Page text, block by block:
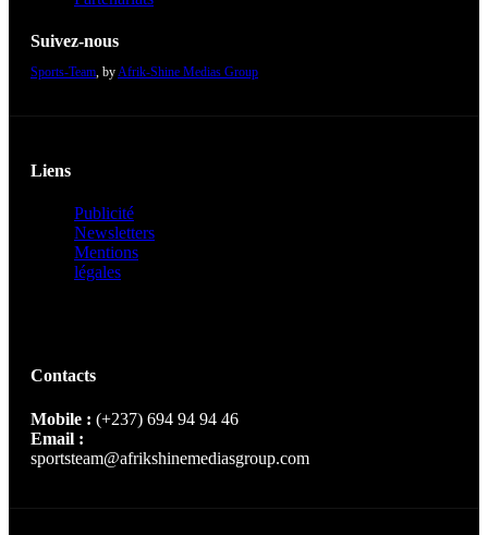
Suivez-nous
Sports-Team , by Afrik-Shine Medias Group
Liens
Publicité
Newsletters
Mentions
légales
Contacts
Mobile : (+237) 694 94 94 46
Email :
sportsteam@afrikshinemediasgroup.com